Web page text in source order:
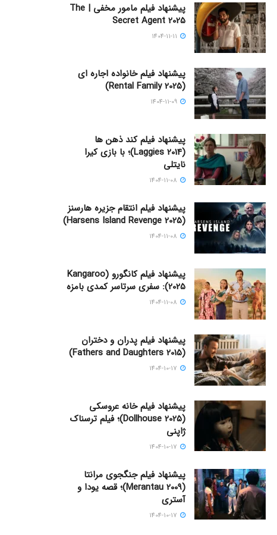
پیشنهاد فیلم مامور مخفی | The
Secret Agent 2025
پیشنهاد فیلم خانواده اجاره‌ ای
(Rental Family 2025)
پیشنهاد فیلم کند ذهن ها
(Laggies 2014)؛ با بازی کیرا
نایتلی
پیشنهاد فیلم انتقام جزیره هارسنز
(Harsens Island Revenge 2025)
پیشنهاد فیلم کانگورو (Kangaroo
2025): سفری سرتاسر کمدی بامزه
پیشنهاد فیلم پدران و دختران
(Fathers and Daughters 2015)
پیشنهاد فیلم خانه عروسکی
(Dollhouse 2025)؛ فیلم ترسناک
ژاپنی
پیشنهاد فیلم جنگجوی مرانتا
(Merantau 2009)؛ قصه یودا و
آستری